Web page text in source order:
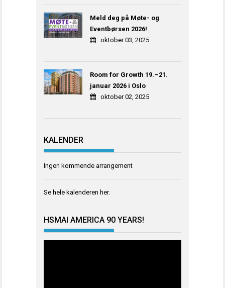
Meld deg på Møte- og
Eventbørsen 2026!
oktober 03, 2025
Room for Growth 19.–21.
januar 2026 i Oslo
oktober 02, 2025
KALENDER
Ingen kommende arrangement
Se hele kalenderen her.
HSMAI AMERICA 90 YEARS!